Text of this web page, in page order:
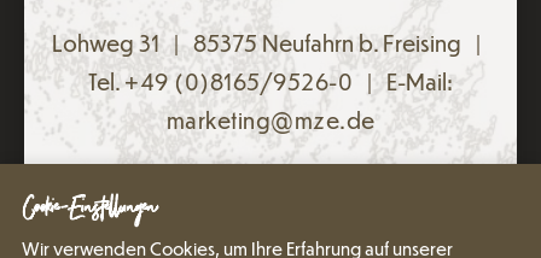
Lohweg 31 | 85375 Neufahrn b. Freising |
Tel. +49 (0)8165/9526-0 | E-Mail:
marketing@mze.de
Cookie-Einstellungen
Wir verwenden Cookies, um Ihre Erfahrung auf unserer